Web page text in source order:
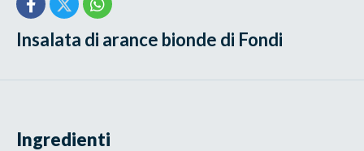
Insalata di arance bionde di Fondi
Ingredienti